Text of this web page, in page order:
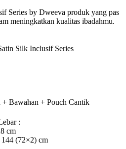
Series by Dweeva produk yang pas
meningkatkan kualitas ibadahmu.
Silk Inclusif Series
Bawahan + Pouch Cantik
:
cm
(72×2) cm